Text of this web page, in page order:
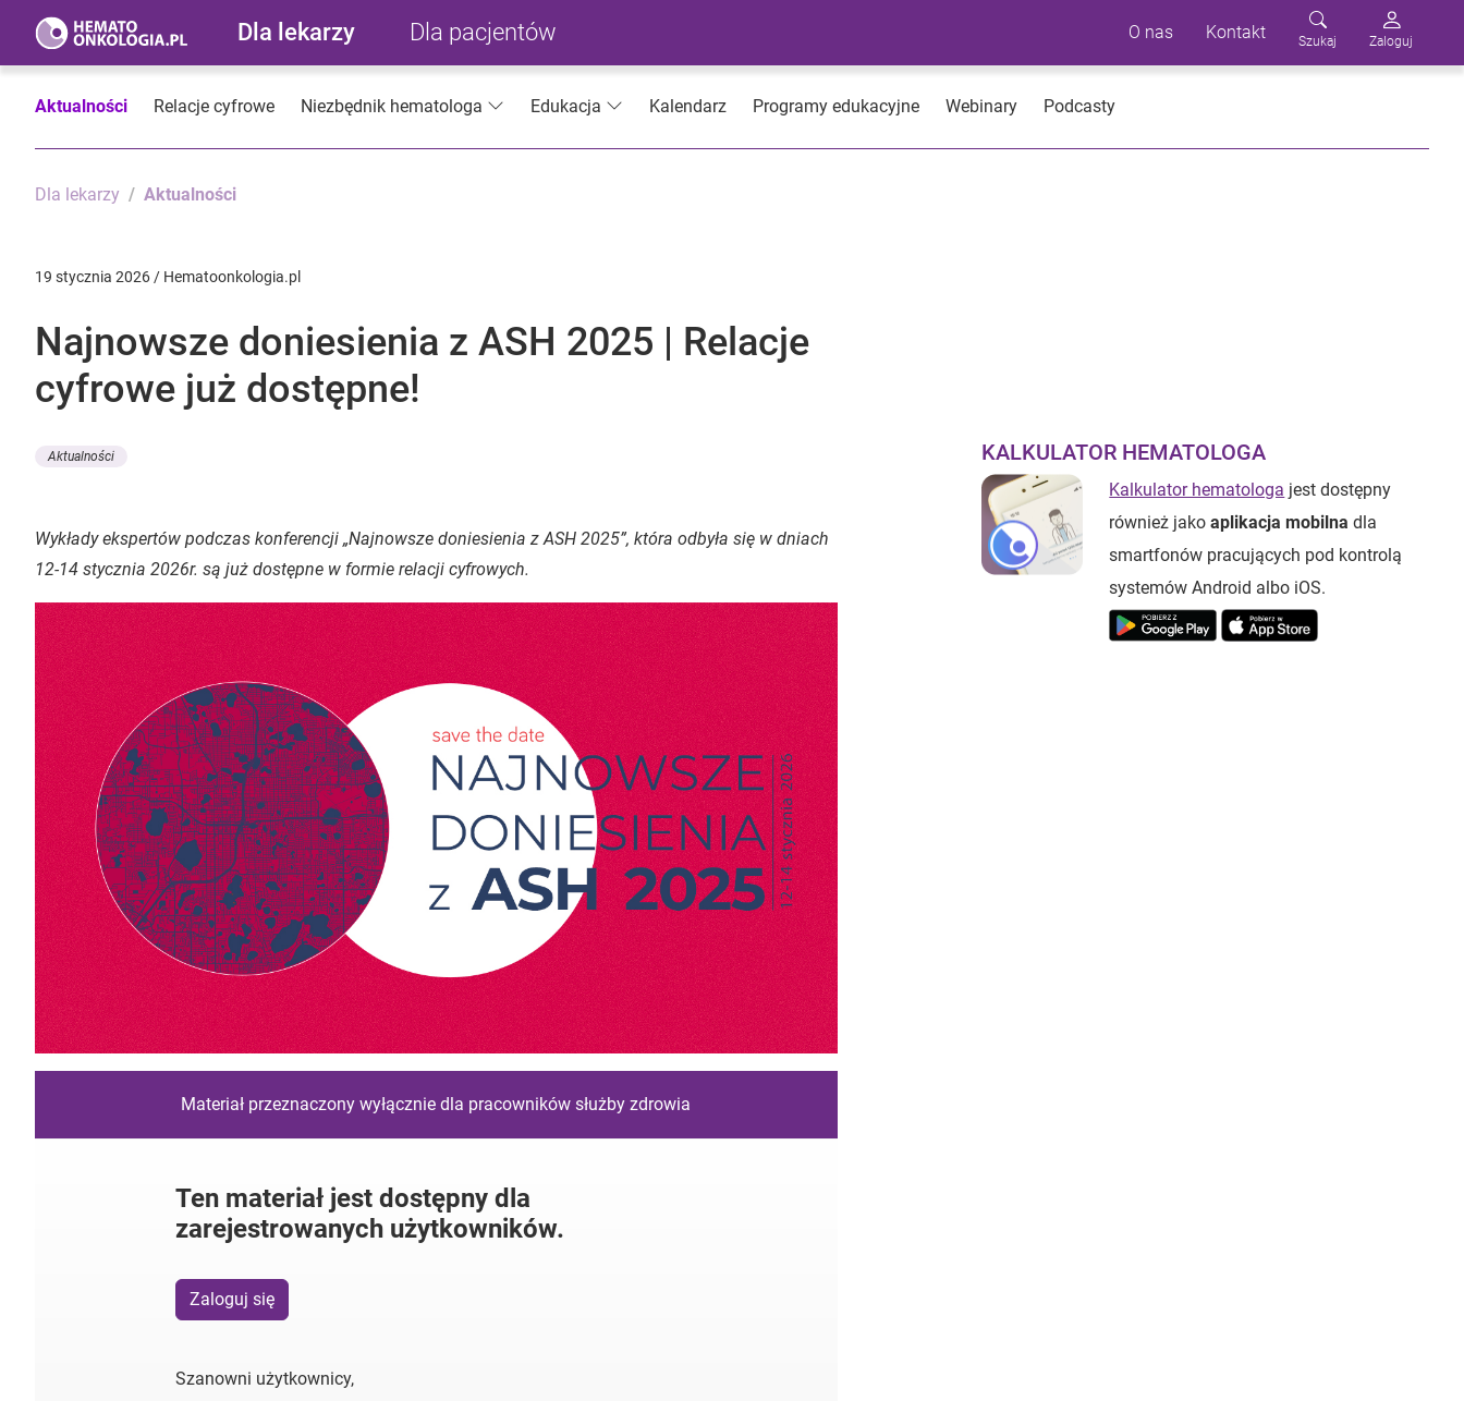
Dla lekarzy Dla pacjentów O nas Kontakt Szukaj Zaloguj
Aktualności Relacje cyfrowe Niezbędnik hematologa Edukacja Kalendarz Programy edukacyjne Webinary Podcasty
Dla lekarzy Aktualności
19 stycznia 2026 / Hematoonkologia.pl
Najnowsze doniesienia z ASH 2025 | Relacje
cyfrowe już dostępne!
Aktualności
Wykłady ekspertów podczas konferencji „Najnowsze doniesienia z ASH 2025”, która odbyła się w dniach
12-14 stycznia 2026r. są już dostępne w formie relacji cyfrowych.
Materiał przeznaczony wyłącznie dla pracowników służby zdrowia
Ten materiał jest dostępny dla
zarejestrowanych użytkowników.
Zaloguj się
Szanowni użytkownicy,
KALKULATOR HEMATOLOGA
Kalkulator hematologa jest dostępny
również jakoaplikacja mobilna dla
smartfonów pracujących pod kontrolą
systemów Android albo iOS.